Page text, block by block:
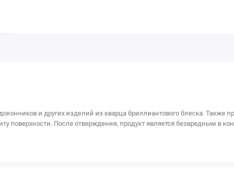
и других изделий из кварца бриллиантового блеска. Также
поверхности. После отверждения, продукт является безвредным в